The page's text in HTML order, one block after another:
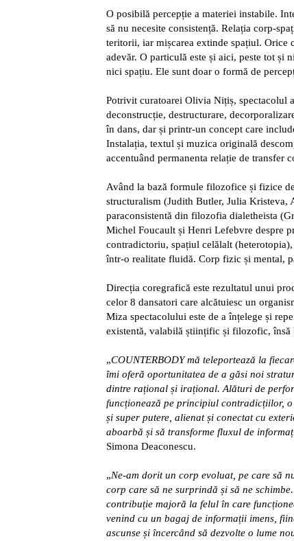
O posibilă percepție a materiei instabile.
să nu necesite consistență. Relația corp-
teritorii, iar mișcarea extinde spațiul. Orice
adevăr. O particulă este și aici, peste tot și
nici spațiu. Ele sunt doar o formă de
Potrivit curatoarei Olivia Nițiș, spectacolul
deconstrucție, destructurare,
în dans, dar și printr-un concept care
Instalația, textul și muzica originală
accentuând permanenta relație de transfer
Având la bază formule filozofice și fizice
structuralism (Judith Butler, Julia Kristeva,
paraconsistentă din filozofia dialetheista
Michel Foucault și Henri Lefebvre despre
contradictoriu, spațiul celălalt
într-o realitate fluidă. Corp fizic și mental,
Direcția coregrafică este rezultatul unui
celor 8 dansatori care alcătuiesc un
Miza spectacolului este de a înțelege și
existentă, valabilă științific și filozofic, însă
„COUNTERBODY mă teleportează la
îmi oferă oportunitatea de a găsi noi
dintre rațional și irațional. Alături de
funcționează pe principiul contradicțiilor,
și super putere, alienat și conectat cu
aboarbă și să transforme fluxul de
Simona Deaconescu.
„Ne-am dorit un corp evoluat, pe care să
corp care să ne surprindă și să ne
contribuție majoră la felul în care
venind cu un bagaj de informații imens,
ascunse și încercând să dezvolte o lume